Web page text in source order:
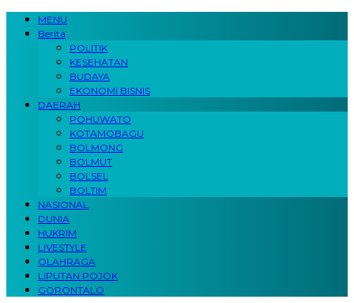
MENU
Berita
POLITIK
KESEHATAN
BUDAYA
EKONOMI BISNIS
DAERAH
POHUWATO
KOTAMOBAGU
BOLMONG
BOLMUT
BOLSEL
BOLTIM
NASIONAL
DUNIA
HUKRIM
LIVESTYLE
OLAHRAGA
LIPUTAN POJOK
GORONTALO